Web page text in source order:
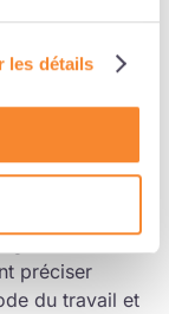
les détails
ministère du
de parcours
de la loi
préciser
du travail et